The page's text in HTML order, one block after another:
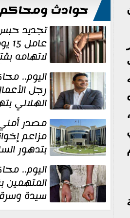
حوادث ومحاكم
تجديد
عامل
لاتهامه
زوجته
داخل مسكنهما بشبرا...
اليوم..
رجل
الهلالي
غسل الأموال
مصدر
مزاعم
بتدهور
الإنشائية
مراكز الإصلاح والتأهيل
اليوم..
المتهمين
سيدة
ذهبها في